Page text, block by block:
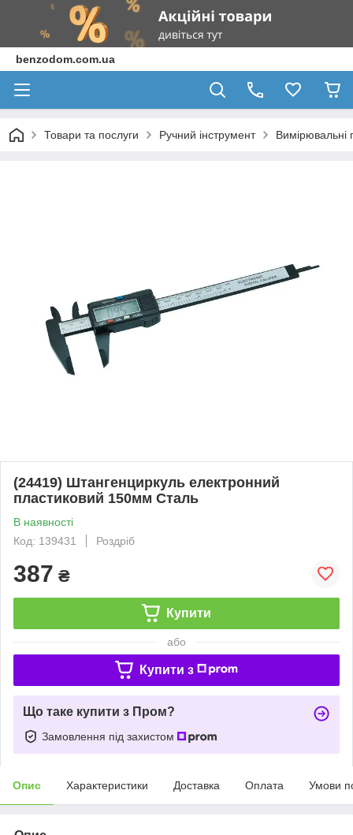
benzodom.com.ua
Товари та послуги Ручний інструмент Вимірювальні
(24419) Штангенциркуль електронний
пластиковий 150мм Сталь
В наявності
Код: 139431
Роздріб
387 ₴
Купити
або
Купити з
Що таке купити з Пром?
Замовлення під захистом
Опис Характеристики Доставка Оплата Умови